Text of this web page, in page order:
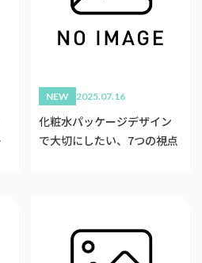
NEW 2025.07.16
化粧水パッケージデザイン
で大切にしたい、7つの視点